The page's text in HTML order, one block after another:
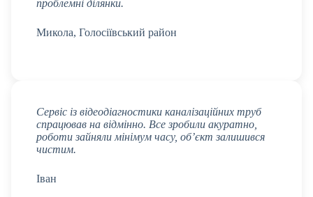
проблемні ділянки.
Микола, Голосіївський район
Сервіс із відеодіагностики каналізаційних труб
спрацював на відмінно. Все зробили акуратно,
роботи зайняли мінімум часу, об’єкт залишився
чистим.
Іван